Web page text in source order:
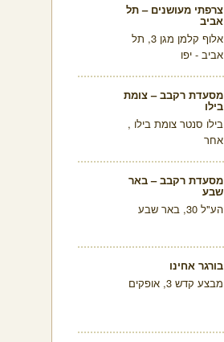
צרפתי מעושנים – תל
אביב
אלוף קלמן מגן 3, תל
אביב - יפו
מסעדת רקבב – צומת
בילו
בילו סנטר צומת בילו ,
אחר
מסעדת רקבב – באר
שבע
הע"ל 30, באר שבע
בורגר אחינו
מבצע קדש 3, אופקים